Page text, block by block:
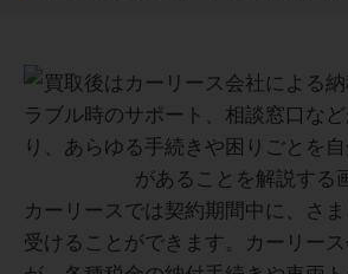
カーリースでは契約期間中に、さ
受けることができます。カーリー